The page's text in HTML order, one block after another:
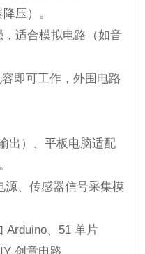
压）。
适合模拟电路（如音
即可工作，外围电路
出）、平板电脑适配
源、传感器信号采集模
Arduino、51 单片